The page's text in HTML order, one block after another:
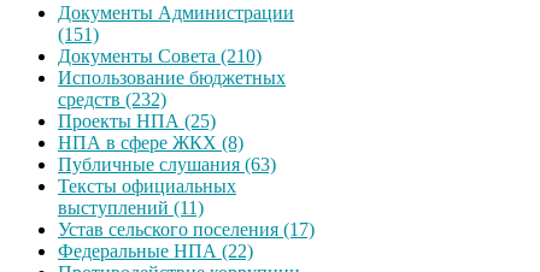
Документы Администрации
(151)
Документы Совета (210)
Использование бюджетных
средств (232)
Проекты НПА (25)
НПА в сфере ЖКХ (8)
Публичные слушания (63)
Тексты официальных
выступлений (11)
Устав сельского поселения (17)
Федеральные НПА (22)